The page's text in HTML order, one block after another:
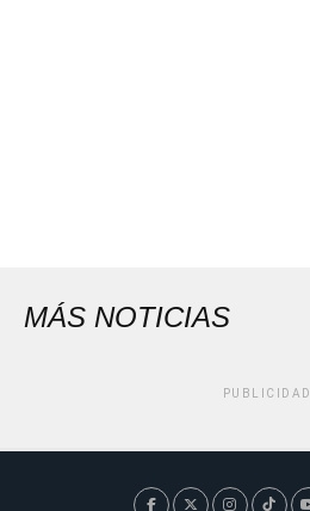
MÁS NOTICIAS
PUBLICIDAD